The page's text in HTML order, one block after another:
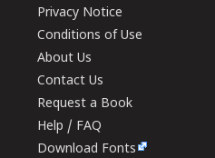
Privacy Notice
Conditions of Use
About Us
Contact Us
Request a Book
Help / FAQ
Download Fonts